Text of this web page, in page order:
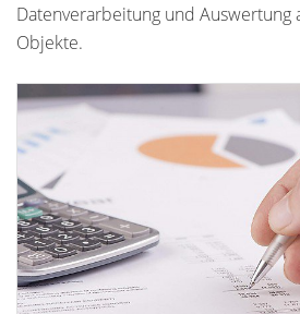
Datenverarbeitung und Auswertung
Objekte.